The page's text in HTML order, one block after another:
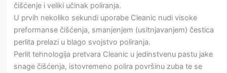
čišćenje i veliki učinak poliranja.
U prvih nekoliko sekundi uporabe Cleanic nudi visoke
preformanse čišćenja, smanjenjem (usitnjavanjem) čestica
perlita prelazi u blago svojstvo poliranja.
Perlit tehnologija pretvara Cleanic u jedinstvenu pastu jake
snage čišćenja, istovremeno polira površinu zuba te se